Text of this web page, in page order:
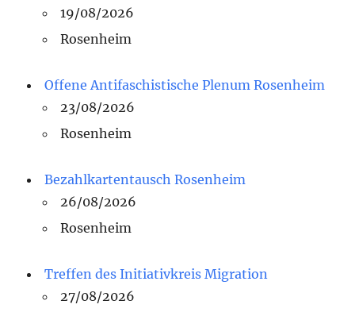
19/08/2026
Rosenheim
Offene Antifaschistische Plenum Rosenheim
23/08/2026
Rosenheim
Bezahlkartentausch Rosenheim
26/08/2026
Rosenheim
Treffen des Initiativkreis Migration
27/08/2026